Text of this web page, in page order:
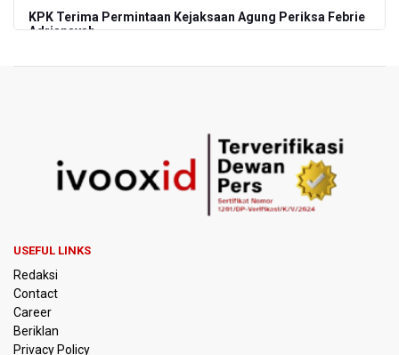
KPK Terima Permintaan Kejaksaan Agung Periksa Febrie
Adriansyah
BRIN Kembangkan Teknologi Modifikasi Cuaca hingga
Desalinasi Air Laut Menghadapi Ancaman El Nino
KPK Minta Bambang Rudijanto Tanoesoedibjo Kooperatif,
Sudah Tiga Kali Absen Pemeriksaan
BRIN Pastikan Keamanan Data Proyek Satelit Lampung-1
BRIN Sebut Teknologi ANG Berpotensi Hemat Subsidi LPG
hingga Rp26 triliun
Kuasa Hukum Klaim 995 Airsoft Gun di Sekolah Swasta
USEFUL LINKS
Redaksi
Contact
Career
Beriklan
Privacy Policy